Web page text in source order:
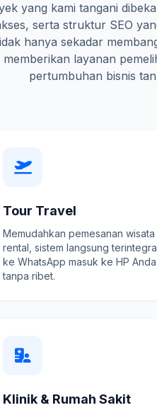
yang kami tangani
serta struktur SEO
hanya sekadar
memberikan layanan
pertumbuhan bisnis
Tour Travel
Memudahkan pemesanan wisata
rental, sistem langsung
ke WhatsApp masuk ke HP Anda
tanpa ribet.
Klinik & Rumah Sakit